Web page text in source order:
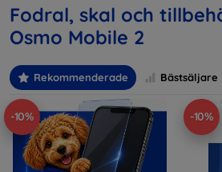
Fodral, skal och
Osmo Mobile 2
Rekommenderade Bästsäljare
-10% -10%